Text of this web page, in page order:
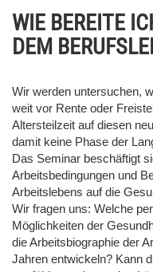
WIE BEREITE
DEM
Wir werden untersuchen,
weit vor Rente oder
Altersteilzeit auf diesen
damit keine Phase der
Das Seminar beschäftigt
Arbeitsbedingungen und
Arbeitslebens auf die
Wir fragen uns: Welche
Möglichkeiten der
die Arbeitsbiographie der
Jahren entwickeln? Kann